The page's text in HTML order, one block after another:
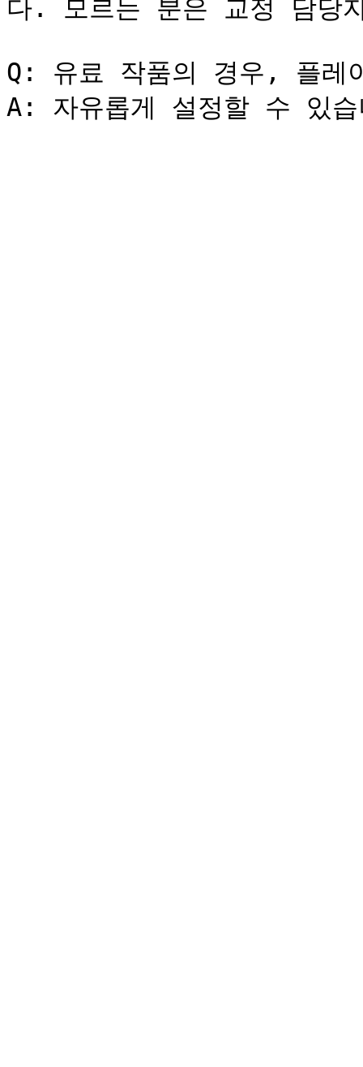
다. 모르는 분은 교정 담당
Q: 유료 작품의 경우, 플레